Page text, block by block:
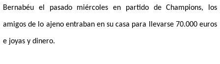
Bernabéu el pasado miércoles en partido de Champions, los
amigos de lo ajeno entraban en su casa para llevarse 70.000 euros
e joyas y dinero.